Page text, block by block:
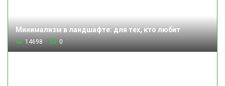
Минимализм в ландшафте: для тех, кто любит
14698 0